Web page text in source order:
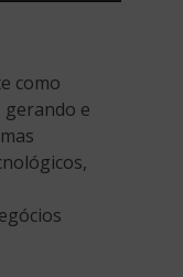
como
e